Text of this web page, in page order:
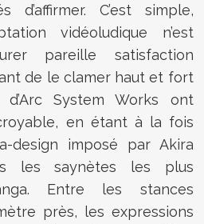
d’affirmer. C’est simple,
vidéoludique n’est
pareille satisfaction
de le clamer haut et fort
System Works ont
en étant à la fois
design imposé par Akira
les saynètes les plus
Entre les stances
près, les expressions